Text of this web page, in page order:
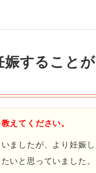
娠することが
えてください。
ましたが、より妊娠し
いと思っていました。